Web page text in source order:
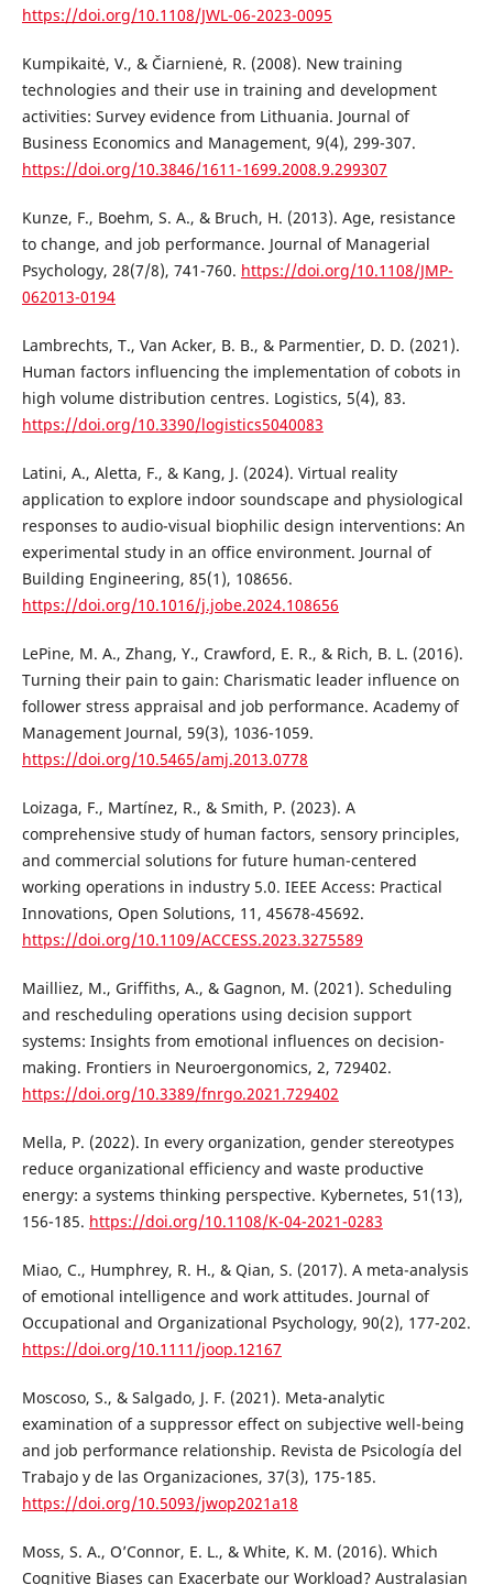
https://doi.org/10.1108/JWL-06-2023-0095
Kumpikaitė, V., & Čiarnienė, R. (2008). New training
technologies and their use in training and development
activities: Survey evidence from Lithuania. Journal of
Business Economics and Management, 9(4), 299-307.
https://doi.org/10.3846/1611-1699.2008.9.299307
Kunze, F., Boehm, S. A., & Bruch, H. (2013). Age, resistance
to change, and job performance. Journal of Managerial
Psychology, 28(7/8), 741-760. https://doi.org/10.1108/JMP-
062013-0194
Lambrechts, T., Van Acker, B. B., & Parmentier, D. D. (2021).
Human factors influencing the implementation of cobots in
high volume distribution centres. Logistics, 5(4), 83.
https://doi.org/10.3390/logistics5040083
Latini, A., Aletta, F., & Kang, J. (2024). Virtual reality
application to explore indoor soundscape and physiological
responses to audio-visual biophilic design interventions: An
experimental study in an office environment. Journal of
Building Engineering, 85(1), 108656.
https://doi.org/10.1016/j.jobe.2024.108656
LePine, M. A., Zhang, Y., Crawford, E. R., & Rich, B. L. (2016).
Turning their pain to gain: Charismatic leader influence on
follower stress appraisal and job performance. Academy of
Management Journal, 59(3), 1036-1059.
https://doi.org/10.5465/amj.2013.0778
Loizaga, F., Martínez, R., & Smith, P. (2023). A
comprehensive study of human factors, sensory principles,
and commercial solutions for future human-centered
working operations in industry 5.0. IEEE Access: Practical
Innovations, Open Solutions, 11, 45678-45692.
https://doi.org/10.1109/ACCESS.2023.3275589
Mailliez, M., Griffiths, A., & Gagnon, M. (2021). Scheduling
and rescheduling operations using decision support
systems: Insights from emotional influences on decision-
making. Frontiers in Neuroergonomics, 2, 729402.
https://doi.org/10.3389/fnrgo.2021.729402
Mella, P. (2022). In every organization, gender stereotypes
reduce organizational efficiency and waste productive
energy: a systems thinking perspective. Kybernetes, 51(13),
156-185. https://doi.org/10.1108/K-04-2021-0283
Miao, C., Humphrey, R. H., & Qian, S. (2017). A meta-analysis
of emotional intelligence and work attitudes. Journal of
Occupational and Organizational Psychology, 90(2), 177-202.
https://doi.org/10.1111/joop.12167
Moscoso, S., & Salgado, J. F. (2021). Meta-analytic
examination of a suppressor effect on subjective well-being
and job performance relationship. Revista de Psicología del
Trabajo y de las Organizaciones, 37(3), 175-185.
https://doi.org/10.5093/jwop2021a18
Moss, S. A., O’Connor, E. L., & White, K. M. (2016). Which
Cognitive Biases can Exacerbate our Workload? Australasian